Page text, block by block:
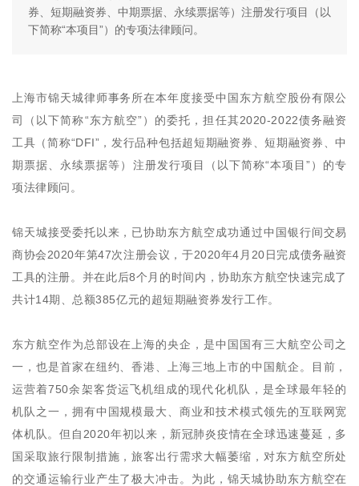
券、短期融资券、中期票据、永续票据等）注册发行项目（以
下简称“本项目”）的专项法律顾问。
上海市锦天城律师事务所在本年度接受中国东方航空股份有限公
司（以下简称“东方航空”）的委托，担任其2020-2022债务融资
工具（简称“DFI”，发行品种包括超短期融资券、短期融资券、中
期票据、永续票据等）注册发行项目（以下简称“本项目”）的专
项法律顾问。
锦天城接受委托以来，已协助东方航空成功通过中国银行间交易
商协会2020年第47次注册会议，于2020年4月20日完成债务融资
工具的注册。并在此后8个月的时间内，协助东方航空快速完成了
共计14期、总额385亿元的超短期融资券发行工作。
东方航空作为总部设在上海的央企，是中国国有三大航空公司之
一，也是首家在纽约、香港、上海三地上市的中国航企。目前，
运营着750余架客货运飞机组成的现代化机队，是全球最年轻的
机队之一，拥有中国规模最大、商业和技术模式领先的互联网宽
体机队。但自2020年初以来，新冠肺炎疫情在全球迅速蔓延，多
国采取旅行限制措施，旅客出行需求大幅萎缩，对东方航空所处
的交通运输行业产生了极大冲击。为此，锦天城协助东方航空在